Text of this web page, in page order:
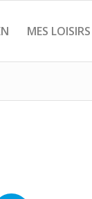
MES LOISIRS